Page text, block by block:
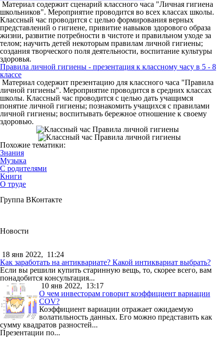
Материал содержит сценарий классного часа "Личная гигиена
школьников". Мероприятие проводится во всех классах школы.
Классный час проводится с целью формирования верных
представлений о гигиене, привитие навыков здорового образа
жизни, развитие потребности в чистоте и правильном уходе за
телом; научить детей некоторым правилам личной гигиены;
создания творческого поля деятельности, воспитание культуры
здоровья.
Правила личной гигиены - презентация к классному часу в 5 - 8
классе
Материал содержит презентацию для классного часа "Правила
личной гигиены". Мероприятие проводится в средних классах
школы. Классный час проводится с целью дать учащимся
понятие личной гигиены; познакомить учащихся с правилами
личной гигиены; воспитывать бережное отношение к своему
здоровью.
Похожие тематики:
Знания
Музыка
С родителями
Книги
О труде
Группа ВКонтакте
Новости
18 янв 2022, 11:24
Как заработать на антиквариате? Какой интиквариат выбрать?
Если вы решили купить старинную вещь, то, скорее всего, вам
понадобится консультация...
10 янв 2022, 13:17
О чем инвесторам говорит коэффициент вариации
COV?
Коэффициент вариации отражает ожидаемую
волатильность данных. Его можно представить как
сумму квадратов разностей...
Презентации по...